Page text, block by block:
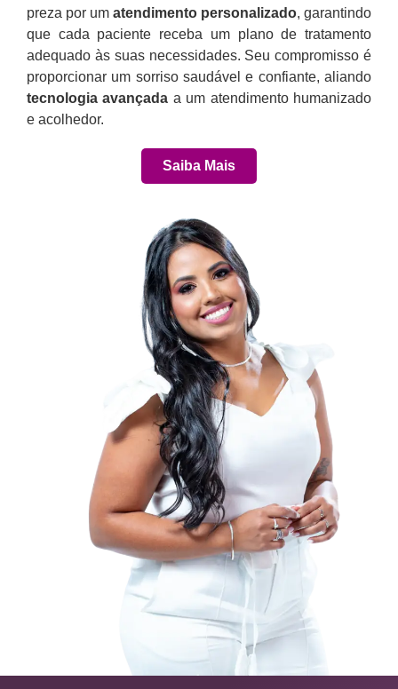
preza por um atendimento personalizado, garantindo
que cada paciente receba um plano de tratamento
adequado às suas necessidades. Seu compromisso é
proporcionar um sorriso saudável e confiante, aliando
tecnologia avançada a um atendimento humanizado
e acolhedor.
Saiba Mais